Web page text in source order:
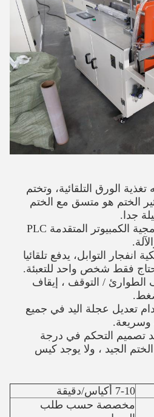
تغذية الورق التلقائية، وتختم
الختم هو متسق مع الختم
جدا.
2هذه الآلة تتبنى تحكم برمجية الكمبيوتر المتقدمة PLC
انفجار التوابل، يدفع تلقائيا
فقط شخص واحد للتعبئة.
الطوارئ / التوقف ، إيقاف
تعديل عجلة اليد في جميع
وسريعة.
تصميم التحكم في درجة
الختم الجيد ، ولا يوجد كيس
7-10 أكياس/دقيقة
مخصصة حسب طلب